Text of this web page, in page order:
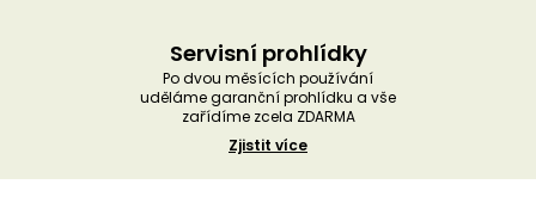
Servisní prohlídky
Po dvou měsících používání
uděláme garanční prohlídku a vše
zařídíme zcela ZDARMA
Zjistit více